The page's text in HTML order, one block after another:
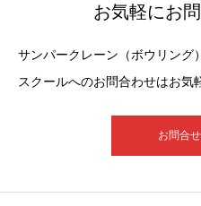
お気軽にお
サンパークレーン（ボウリング
スクールへのお問合わせはお気
お問合